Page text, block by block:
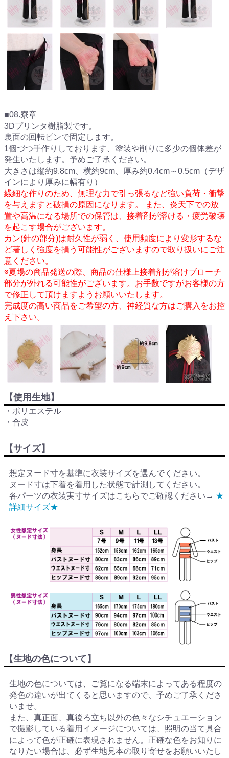
■08.寮章
3Dプリンタ樹脂製です。
裏面の回転ピンで固定します。
1個づつ手作りしております、塗装や削りに多少の個体差が
発生いたします。予めご了承ください。
大きさは縦約9.8cm、横約9cm、厚み約0.4cm～0.5cm（デザ
インにより厚みに幅有り）
繊細な作りのため、無理な力で引っ張るなど強い負荷・衝撃
を与えますと破損の原因になります。 また、炎天下での放
置や高温になる場所での保管は、接着剤が溶ける・疲労破壊
を起こす場合がございます。
カン(針の部分)は耐久性が弱く、使用頻度により変形するな
ど著しく強度を損う可能性がございますので取り扱いにご注
意ください。
※夏場の商品発送の際、商品の仕様上接着剤が溶けブローチ
部分が外れる可能性がございます。お手数ですがお客様の方
で修正して頂けますようお願いいたします。
完成度の高い商品をご希望の方、神経質な方はご購入をお控
え下さい。
【使用生地】
・ポリエステル
・合皮
【サイズ】
想定ヌード寸を基準に衣装サイズを選んでください。
ヌード寸は下着を着用した状態で計測してください。
各パーツの衣装実寸サイズはこちらでご確認ください→ ★
詳細サイズ★
【生地の色について】
生地の色については、ご覧になる端末によってある程度の
発色の違いが出てくると思いますので、予めご了承くださ
いませ。
また、真正面、真後ろ立ち以外の色々なシチュエーション
で撮影している着用イメージについては、照明の当て具合
によって色が正確に表現されません。正確な色をお知りに
なりたい場合は、必ず生地見本の取り寄せをお願いいたし